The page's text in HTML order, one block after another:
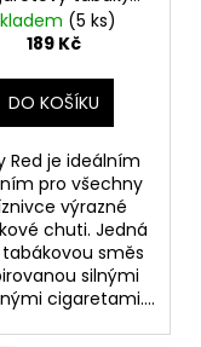
10ml 5mg(5 ks)
189 Kč
DO KOŠÍKU
Red je ideálním
pro všechny
výrazné
chuti. Jedná
směs
silnými
cigaretami....